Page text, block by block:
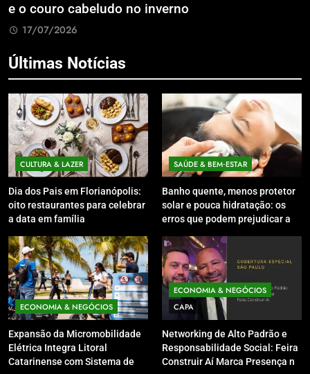
o couro cabeludo no inverno
17/07/2026
Últimas Notícias
CULTURA & LAZER
Dia dos Pais em Florianópolis:
oito restaurantes para celebrar
a data em família
SAÚDE & BEM‑ESTAR
Banho quente, menos protetor
solar e pouca hidratação: os
erros que podem prejudicar a
inverno
ECONOMIA & NEGÓCIOS
Expansão da Micromobilidade
Elétrica Integra Litoral
Catarinense com Sistema de
ECONOMIA & NEGÓCIOS
CAPA
Networking de Alto Padrão e
Responsabilidade Social: Feira
Construir Aí Marca Presença no